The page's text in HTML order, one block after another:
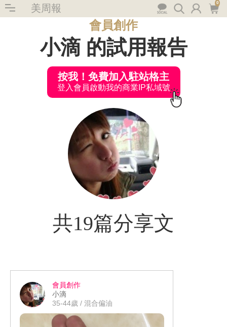
美周報 0
會員創作
小滴 的試用報告
按我！免費加入駐站格主
登入會員啟動我的商業IP私域號
共19篇分享文
會員創作
小滴
35-44歲 / 混合偏油